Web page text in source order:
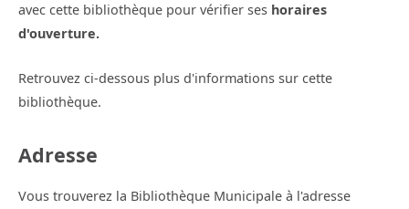
avec cette bibliothèque pour vérifier ses horaires
d'ouverture.
Retrouvez ci-dessous plus d'informations sur cette
bibliothèque.
Adresse
Vous trouverez la Bibliothèque Municipale à l'adresse